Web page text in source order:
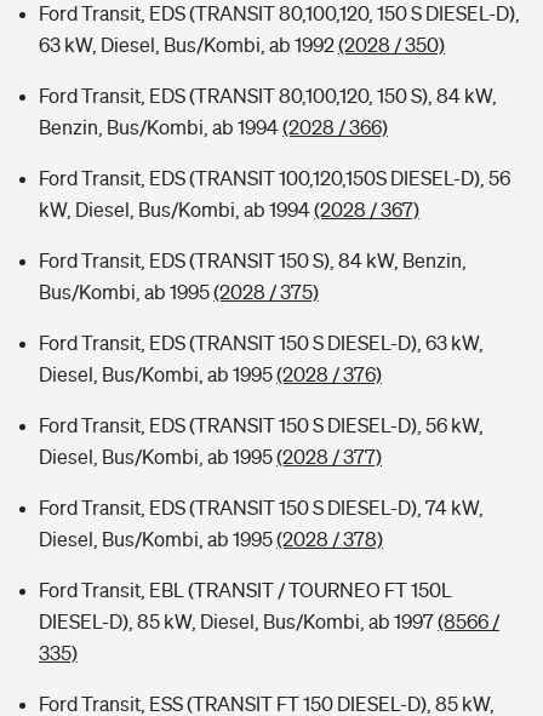
Ford Transit, EDS (TRANSIT 80,100,120, 150 S DIESEL-D),
63 kW, Diesel, Bus/Kombi, ab 1992(2028 / 350)
Ford Transit, EDS (TRANSIT 80,100,120, 150 S), 84 kW,
Benzin, Bus/Kombi, ab 1994(2028 / 366)
Ford Transit, EDS (TRANSIT 100,120,150S DIESEL-D), 56
kW, Diesel, Bus/Kombi, ab 1994(2028 / 367)
Ford Transit, EDS (TRANSIT 150 S), 84 kW, Benzin,
Bus/Kombi, ab 1995(2028 / 375)
Ford Transit, EDS (TRANSIT 150 S DIESEL-D), 63 kW,
Diesel, Bus/Kombi, ab 1995(2028 / 376)
Ford Transit, EDS (TRANSIT 150 S DIESEL-D), 56 kW,
Diesel, Bus/Kombi, ab 1995(2028 / 377)
Ford Transit, EDS (TRANSIT 150 S DIESEL-D), 74 kW,
Diesel, Bus/Kombi, ab 1995(2028 / 378)
Ford Transit, EBL (TRANSIT / TOURNEO FT 150L
DIESEL-D), 85 kW, Diesel, Bus/Kombi, ab 1997(8566 /
335)
Ford Transit, ESS (TRANSIT FT 150 DIESEL-D), 85 kW,